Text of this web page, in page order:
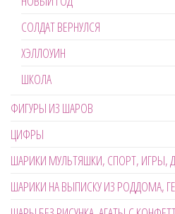
СОЛДАТ ВЕРНУЛСЯ
ХЭЛЛОУИН
ШКОЛА
ФИГУРЫ ИЗ ШАРОВ
ЦИФРЫ
ШАРИКИ МУЛЬТЯШКИ, СПОРТ, ИГРЫ,
ШАРИКИ НА ВЫПИСКУ ИЗ РОДДОМА,